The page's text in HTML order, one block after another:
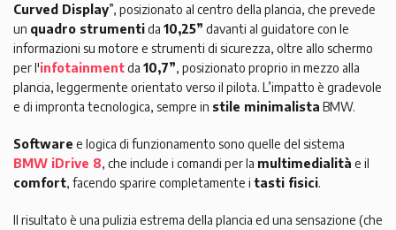
Curved Display”, posizionato al centro della plancia, che prevede
un quadro strumentida 10,25” davanti al guidatore con le
informazioni su motore e strumenti di sicurezza, oltre allo schermo
per l'infotainmentda 10,7”, posizionato proprio in mezzo alla
plancia, leggermente orientato verso il pilota. L’impatto è gradevole
e di impronta tecnologica, sempre in stile minimalista BMW.
Software e logica di funzionamento sono quelle del sistema
BMW iDrive 8, che include i comandi per la multimedialità e il
comfort, facendo sparire completamente i tasti fisici.
Il risultato è una pulizia estrema della plancia ed una sensazione (che